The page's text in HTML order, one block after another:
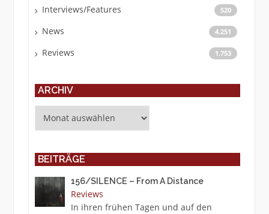
Interviews/Features 520
News 4.251
Reviews 1.753
ARCHIV
BEITRÄGE
156/SILENCE – From A Distance
Reviews
In ihren frühen Tagen und auf den